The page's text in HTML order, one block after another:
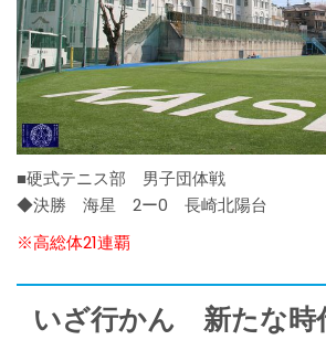
■硬式テニス部 男子団体戦
◆決勝 海星 2ー0 長崎北陽台
※高総体21連覇
いざ行かん 新たな時